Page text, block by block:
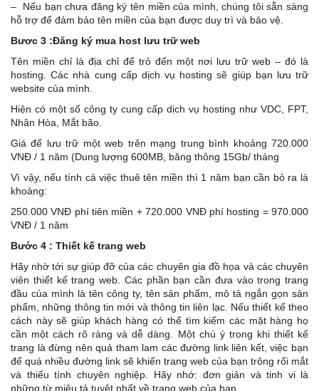
– Nếu bạn chưa đăng ký tên miền của mình, chúng tôi sẵn sàng
hỗ trợ để đảm bảo tên miền của bạn được duy trì và bảo vệ.
Bươc 3 :Đăng ký mua host lưu trữ web
Tên miền chỉ là địa chỉ để trỏ đến một nơi lưu trữ web – đó là
hosting. Các nhà cung cấp dịch vụ hosting sẽ giúp bạn lưu trữ
website của mình.
Hiện có một số công ty cung cấp dịch vụ hosting như VDC, FPT,
Nhân Hòa, Mắt bão.
Giá để lưu trữ một web trên mạng trung bình khoảng 720.000
VNĐ / 1 năm (Dung lượng 600MB, băng thông 15Gb/ tháng
Vì vậy, nếu tính cả việc thuê tên miền thì 1 năm bạn cần bỏ ra là
khoảng:
250.000 VNĐ phí tiên miền + 720.000 VNĐ phí hosting = 970.000
VNĐ / 1 năm
Bước 4 : Thiết kế trang web
Hãy nhờ tới sự giúp đỡ của các chuyên gia đồ họa và các chuyên
viên thiết kế trang web. Các phần bạn cần đưa vào trong trang
đầu của mình là tên công ty, tên sản phẩm, mô tả ngắn gọn sản
phẩm, những thông tin mới và thông tin liên lạc. Nếu thiết kế theo
cách này sẽ giúp khách hàng có thể tìm kiếm các mặt hàng họ
cần một cách rõ ràng và dễ dàng. Một chú ý trong khi thiết kế
trang là đừng nên quá tham lam các đường link liên kết, việc bạn
để quá nhiều đường link sẽ khiến trang web của bạn trông rối mắt
và thiếu tính chuyên nghiệp. Hãy nhớ: đơn giản và tinh vi là
những từ miêu tả tuyệt nhất về trang web của bạn.